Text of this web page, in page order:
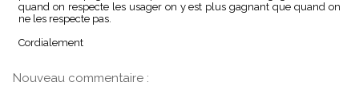
quand on respecte les usager on y est plus gagnant que quand on
ne les respecte pas.
Cordialement
Nouveau commentaire :